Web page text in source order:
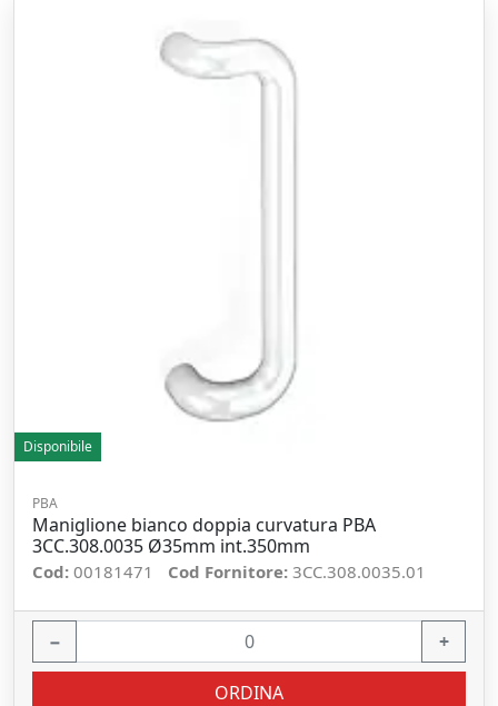
Disponibile
PBA
Maniglione bianco doppia curvatura PBA
3CC.308.0035 Ø35mm int.350mm
Cod: 00181471 Cod Fornitore: 3CC.308.0035.01
− +
ORDINA